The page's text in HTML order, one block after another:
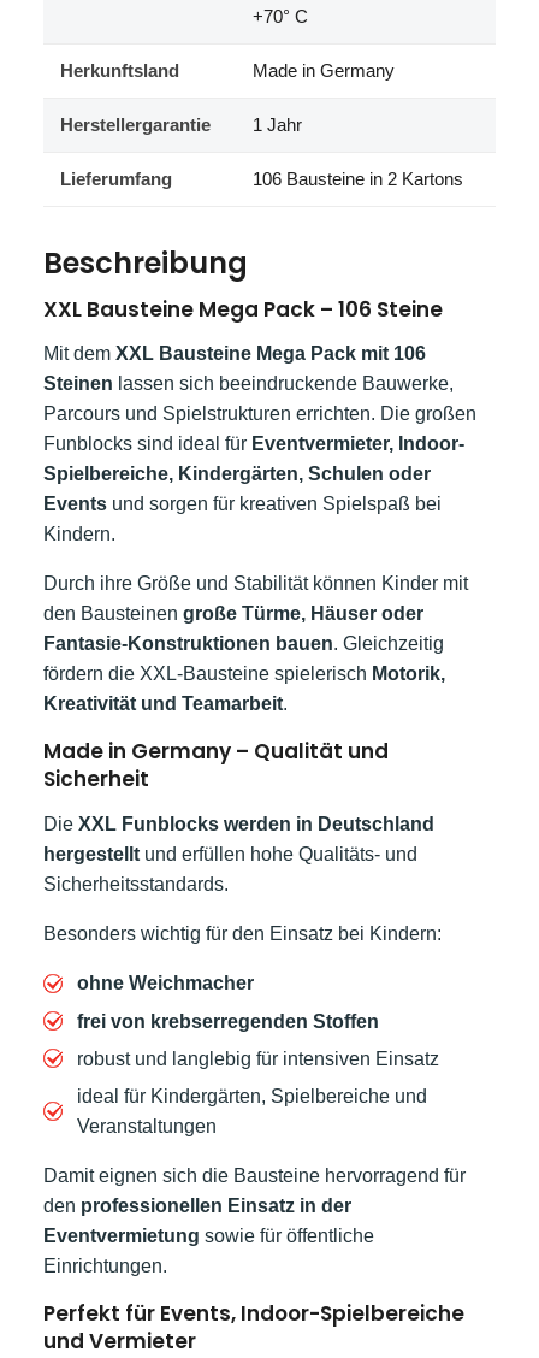
+70° C
Herkunftsland Made in Germany
Herstellergarantie 1 Jahr
Lieferumfang 106 Bausteine in 2 Kartons
Beschreibung
XXL Bausteine Mega Pack – 106 Steine
Mit dem XXL Bausteine Mega Pack mit 106
Steinen lassen sich beeindruckende Bauwerke,
Parcours und Spielstrukturen errichten. Die großen
Funblocks sind ideal für Eventvermieter, Indoor-
Spielbereiche, Kindergärten, Schulen oder
Events und sorgen für kreativen Spielspaß bei
Kindern.
Durch ihre Größe und Stabilität können Kinder mit
den Bausteinen große Türme, Häuser oder
Fantasie-Konstruktionen bauen. Gleichzeitig
fördern die XXL-Bausteine spielerisch Motorik,
Kreativität und Teamarbeit.
Made in Germany – Qualität und
Sicherheit
Die XXL Funblocks werden in Deutschland
hergestellt und erfüllen hohe Qualitäts- und
Sicherheitsstandards.
Besonders wichtig für den Einsatz bei Kindern:
ohne Weichmacher
frei von krebserregenden Stoffen
robust und langlebig für intensiven Einsatz
ideal für Kindergärten, Spielbereiche und
Veranstaltungen
Damit eignen sich die Bausteine hervorragend für
den professionellen Einsatz in der
Eventvermietung sowie für öffentliche
Einrichtungen.
Perfekt für Events, Indoor-Spielbereiche
und Vermieter